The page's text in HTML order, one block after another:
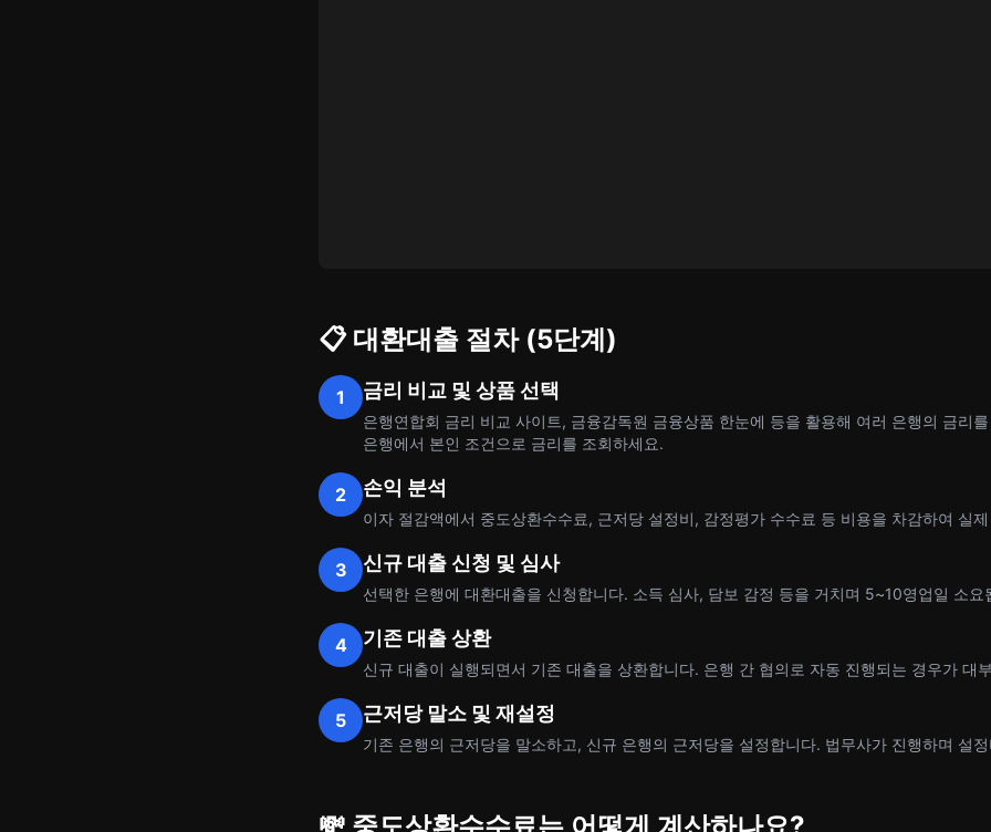
📋 대환대출 절차 (5단계)
1 금리 비교 및 상품 선택
은행연합회 금리 비교 사이트, 금융감독원 금융상품 한눈에 등을 활용해 여러 은행의 금리
은행에서 본인 조건으로 금리를 조회하세요.
2 손익 분석
이자 절감액에서 중도상환수수료, 근저당 설정비, 감정평가 수수료 등 비용을 차감하여 실
3 신규 대출 신청 및 심사
선택한 은행에 대환대출을 신청합니다. 소득 심사, 담보 감정 등을 거치며 5~10영업일 소요
4 기존 대출 상환
신규 대출이 실행되면서 기존 대출을 상환합니다. 은행 간 협의로 자동 진행되는 경우가 대
5 근저당 말소 및 재설정
기존 은행의 근저당을 말소하고, 신규 은행의 근저당을 설정합니다. 법무사가 진행하며 설